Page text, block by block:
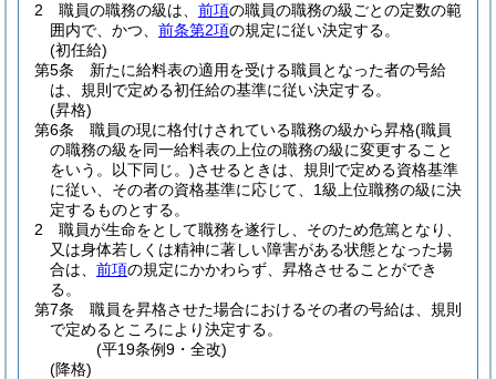
2
職員の職務の級は、 前項の職員の職務の級ごとの定数の範
囲内で、かつ、 前条第2項の規定に従い決定する。
(初任給)
第5条
新たに給料表の適用を受ける職員となった者の号給
は、規則で定める初任給の基準に従い決定する。
(昇格)
第6条
職員の現に格付けされている職務の級から昇格(職員
の職務の級を同一給料表の上位の職務の級に変更すること
をいう。以下同じ。)させるときは、規則で定める資格基準
に従い、その者の資格基準に応じて、1級上位職務の級に決
定するものとする。
2
職員が生命をとして職務を遂行し、そのため危篤となり、
又は身体若しくは精神に著しい障害がある状態となった場
合は、 前項の規定にかかわらず、昇格させることができ
る。
第7条
職員を昇格させた場合におけるその者の号給は、規則
で定めるところにより決定する。
(平19条例9・全改)
(降格)